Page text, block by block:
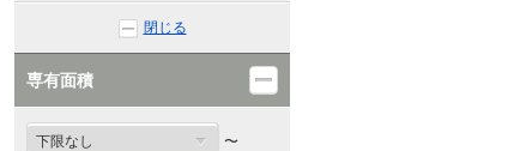
六合(0)
島田(0)
閉じる
専有面積
〜